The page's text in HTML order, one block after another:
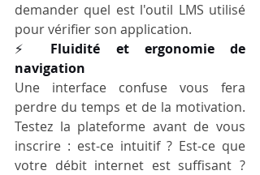
demander quel est l'outil LMS utilisé
pour vérifier son application.
⚡ Fluidité et ergonomie de
navigation
Une interface confuse vous fera
perdre du temps et de la motivation.
Testez la plateforme avant de vous
inscrire : est-ce intuitif ? Est-ce que
votre débit internet est suffisant ?